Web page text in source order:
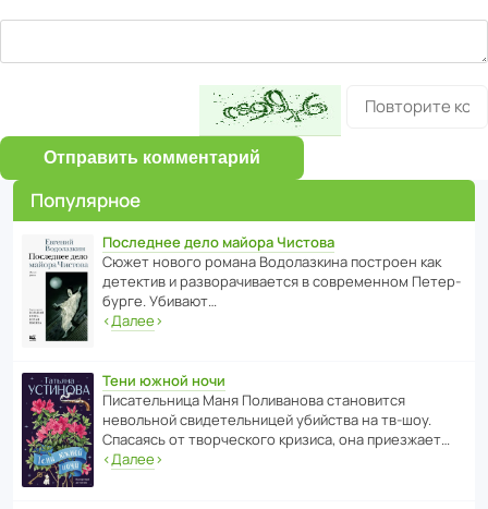
Отправить комментарий
Популярное
Последнее дело майора Чистова
Сюжет нового романа Водо­ла­з­кина пост­роен как
дете­ктив и разво­ра­чи­ва­ется в совре­менном Пете­р­
бурге. Убивают…
‹Далее›
Тени южной ночи
Писа­тель­ница Маня Поли­ва­нова стано­вится
невольной свиде­тель­ницей убийства на тв-шоу.
Спасаясь от твор­че­с­кого кризиса, она приезжает…
‹Далее›